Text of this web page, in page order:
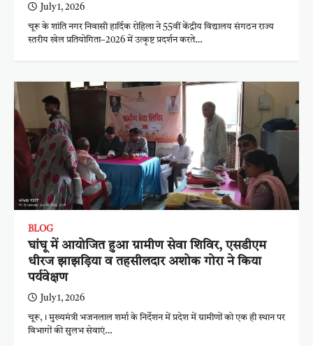
July 1, 2026
चूरू के शांति नगर निवासी हार्दिक रोहिला ने 55वीं केंद्रीय विद्यालय संगठन राज्य
स्तरीय खेल प्रतियोगिता–2026 में उत्कृष्ट प्रदर्शन करते…
BLOG
घांघू में आयोजित हुआ ग्रामीण सेवा शिविर, एसडीएम
धीरज झाझड़िया व तहसीलदार अशोक गोरा ने किया
पर्यवेक्षण
July 1, 2026
चूरू, । मुख्यमंत्री भजनलाल शर्मा के निर्देशन में प्रदेश में ग्रामीणों को एक ही स्थान पर
विभागों की सुलभ सेवाएं…